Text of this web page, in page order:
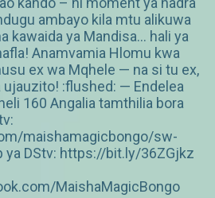
ambayo kila mtu alikuwa
kawaida ya Mandisa... hali ya
Anamvamia Hlomu kwa
ex wa Mqhele — na si tu ex,
ujauzito! :flushed: — Endelea
160 Angalia tamthilia bora
maishamagicbongo/sw-
ya DStv: https://bit.ly/36ZGjkz
MaishaMagicBongo